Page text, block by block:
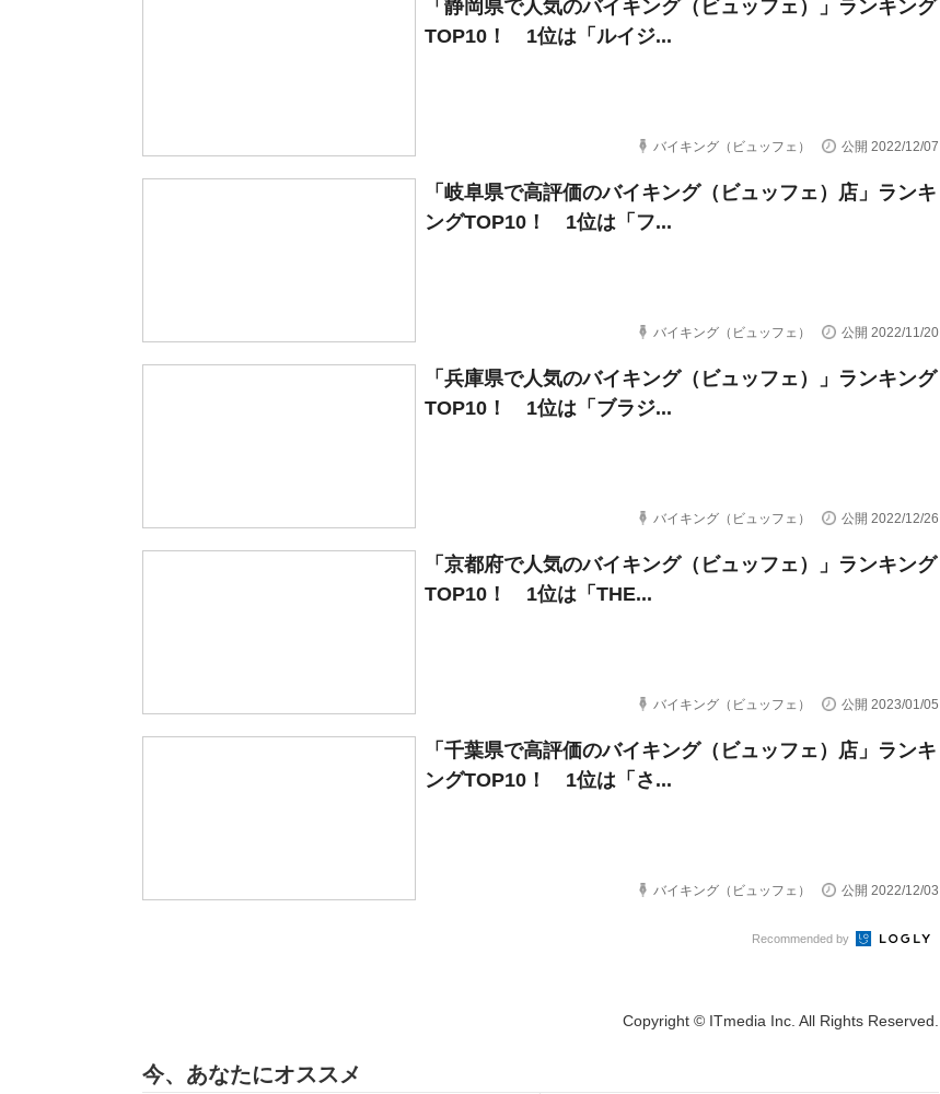
「静岡県で人気のバイキング（ビュッフェ）」ランキング
TOP10！ 1位は「ルイジ...
バイキング（ビュッフェ） 公開 2022/12/07
「岐阜県で高評価のバイキング（ビュッフェ）店」ランキ
ングTOP10！ 1位は「フ...
バイキング（ビュッフェ） 公開 2022/11/20
「兵庫県で人気のバイキング（ビュッフェ）」ランキング
TOP10！ 1位は「ブラジ...
バイキング（ビュッフェ） 公開 2022/12/26
「京都府で人気のバイキング（ビュッフェ）」ランキング
TOP10！ 1位は「THE...
バイキング（ビュッフェ） 公開 2023/01/05
「千葉県で高評価のバイキング（ビュッフェ）店」ランキ
ングTOP10！ 1位は「さ...
バイキング（ビュッフェ） 公開 2022/12/03
Recommended by
Copyright © ITmedia Inc. All Rights Reserved.
今、あなたにオススメ